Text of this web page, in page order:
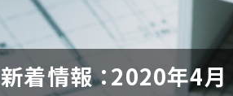
新着情報 ：2020年4月